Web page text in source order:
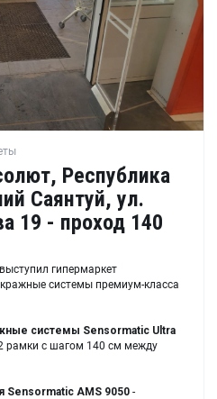
Республика
Саянтуй, ул.
19 - проход 140
гипермаркет
системы премиум-класса
системы Sensormatic Ultra
рамки с шагом 140 см между
Sensormatic AMS 9050 -